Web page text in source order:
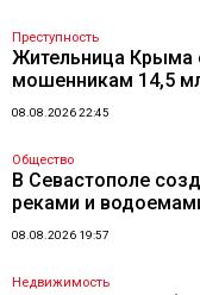
Преступность
Жительница Крыма
мошенникам 14,5
08.08.2026 22:45
Общество
В Севастополе
реками и
08.08.2026 19:57
Недвижимость